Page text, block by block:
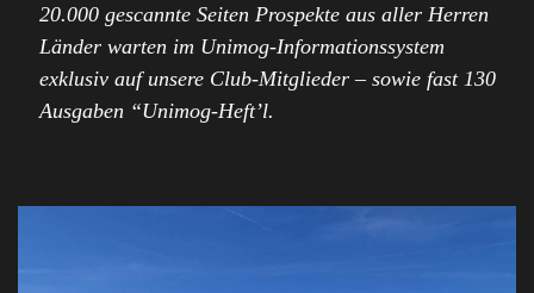
20.000 gescannte Seiten Prospekte aus aller Herren
Länder warten im Unimog-Informationssystem
exklusiv auf unsere Club-Mitglieder – sowie fast 130
Ausgaben “Unimog-Heft’l.